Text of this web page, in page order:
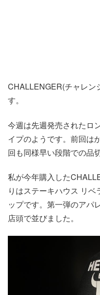
CHALLENGER(チャレン
す。
今週は先週発売されたロ
イプのようです。前回は
回も同様早い段階での品
私が今年購入した
りはステーキハウス リ
ップです。第一弾のアパ
店頭で並びました。